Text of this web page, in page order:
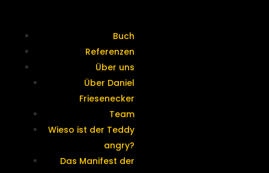
Buch
Referenzen
Über uns
Über Daniel
Friesenecker
Team
Wieso ist der Teddy
angry?
Das Manifest der